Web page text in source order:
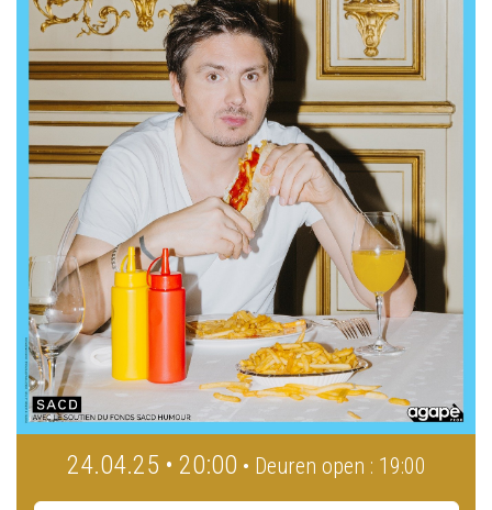
24.04.25 • 20:00 • Deuren open : 19:00